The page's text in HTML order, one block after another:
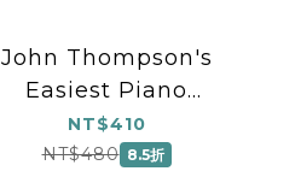
John Thompson's
Easiest Piano
Course – Part 4
(Book Only)
NT$410
NT$480 8.5折